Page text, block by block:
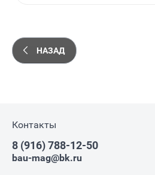
НАЗАД
Контакты
8 (916) 788-12-50
bau-mag@bk.ru